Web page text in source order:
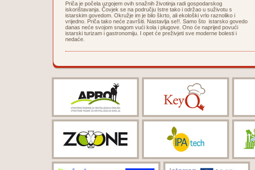
Priča je počela uzgojem ovih snažnih životinja radi gospodarskog
iskorištavanja. Čovjek se na području Istre tako i održao u suživotu s
istarskim govedom. Okružje im je bilo škrto, ali ekološki vrlo raznoliko i
vrijedno. Priča tako neće završiti. Nastavlja se!!. Samo što istarsko govedo
danas neće svojom snagom vući kola i plugove. Ono će naprijed povući
istarski turizam i gastronomiju. I opet će preživjeti sve moderne bolesti i
nedaće.